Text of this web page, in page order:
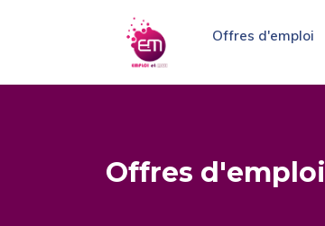
Offres d'emploi
Offres d'emploi